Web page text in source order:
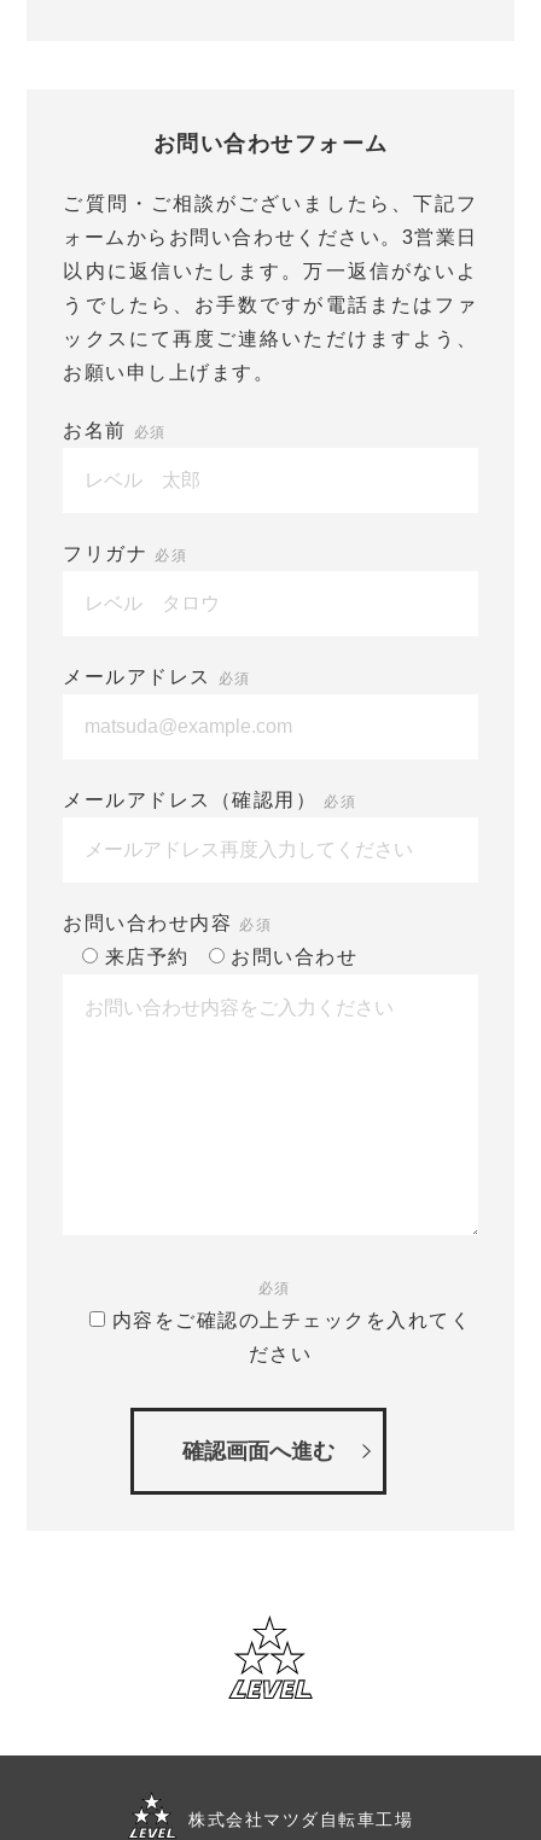
お問い合わせフォーム
ご質問・ご相談がございましたら、下記フ
ォームからお問い合わせください。3営業日
以内に返信いたします。万一返信がないよ
うでしたら、お手数ですが電話またはファ
ックスにて再度ご連絡いただけますよう、
お願い申し上げます。
お名前 必須
フリガナ 必須
メールアドレス 必須
メールアドレス（確認用） 必須
お問い合わせ内容 必須
来店予約 お問い合わせ
必須
内容をご確認の上チェックを入れてく
ださい
株式会社マツダ自転車工場